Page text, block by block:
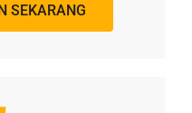
SEKARANG